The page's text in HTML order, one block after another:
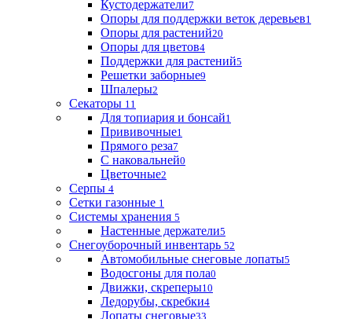
Кустодержатели7
Опоры для поддержки веток деревьев1
Опоры для растений20
Опоры для цветов4
Поддержки для растений5
Решетки заборные9
Шпалеры2
Секаторы 11
Для топиария и бонсай1
Прививочные1
Прямого реза7
С наковальней0
Цветочные2
Серпы 4
Сетки газонные 1
Системы хранения 5
Настенные держатели5
Снегоуборочный инвентарь 52
Автомобильные снеговые лопаты5
Водосгоны для пола0
Движки, скреперы10
Ледорубы, скребки4
Лопаты снеговые33